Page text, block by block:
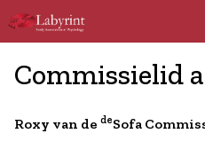
Commissielid
Roxy van de deSofa